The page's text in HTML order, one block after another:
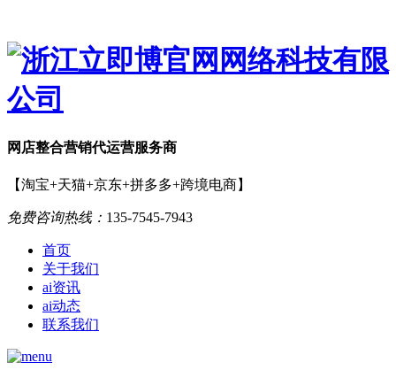
网店整合营销代运营服务商
【淘宝+天猫+京东+拼多多+跨境电商】
免费咨询热线： 135-7545-7943
首页
关于我们
ai资讯
ai动态
联系我们